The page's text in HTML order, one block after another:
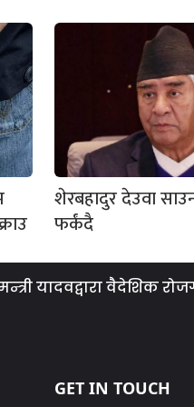
शेरबहादुर देउवा
फर्कंदै
यादवद्वारा वैदेशिक
GET IN TOUCH